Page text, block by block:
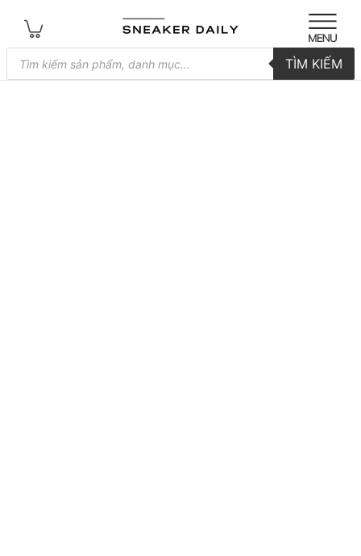
Tìm
kiếm
sản
TÌM KIẾM